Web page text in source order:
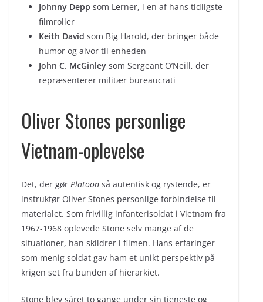
Johnny Depp som Lerner, i en af hans tidligste
filmroller
Keith David som Big Harold, der bringer både
humor og alvor til enheden
John C. McGinley som Sergeant O’Neill, der
repræsenterer militær bureaucrati
Oliver Stones personlige
Vietnam-oplevelse
Det, der gør Platoon så autentisk og rystende, er
instruktør Oliver Stones personlige forbindelse til
materialet. Som frivillig infanterisoldat i Vietnam fra
1967-1968 oplevede Stone selv mange af de
situationer, han skildrer i filmen. Hans erfaringer
som menig soldat gav ham et unikt perspektiv på
krigen set fra bunden af hierarkiet.
Stone blev såret to gange under sin tjeneste og